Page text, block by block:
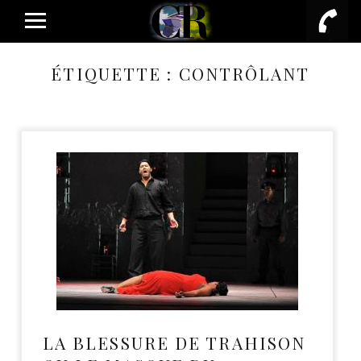
PRIMARY MENU
ÉTIQUETTE : CONTRÔLANT
LA BLESSURE DE TRAHISON